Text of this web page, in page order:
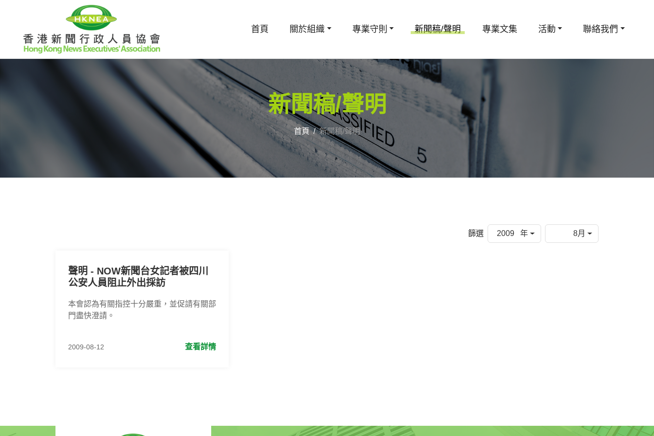
首頁 關於組織 專業守則 新聞稿/聲明 專業文集 活動 聯絡我們
新聞稿/聲明
首頁 新聞稿/聲明
篩選 2009 年 8月
聲明 - NOW新聞台女記者被四川
公安人員阻止外出採訪
本會認為有關指控十分嚴重，並促請有關部
門盡快澄請。
2009-08-12 查看詳情